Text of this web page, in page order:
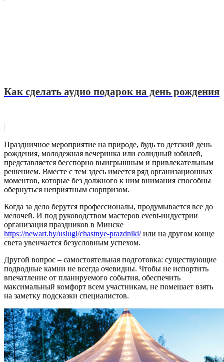
Как сделать аудио подарок на день рождения
Праздничное мероприятие на природе, будь то детский день
рождения, молодежная вечеринка или солидный юбилей,
представляется бесспорно выигрышным и привлекательным
решением. Вместе с тем здесь имеется ряд организационных
моментов, которые без должного к ним внимания способны
обернуться неприятным сюрпризом.
Когда за дело берутся профессионалы, продумывается все до
мелочей. И под руководством мастеров event-индустрии
организация праздников в Минске
https://newart.by/uslugi/chastnye-prazdniki/или на другом конце
света увенчается безусловным успехом.
Другой вопрос – самостоятельная подготовка: существующие
подводные камни не всегда очевидны. Чтобы не испортить
впечатление от планируемого события, обеспечить
максимальный комфорт всем участникам, не помешает взять
на заметку подсказки специалистов.